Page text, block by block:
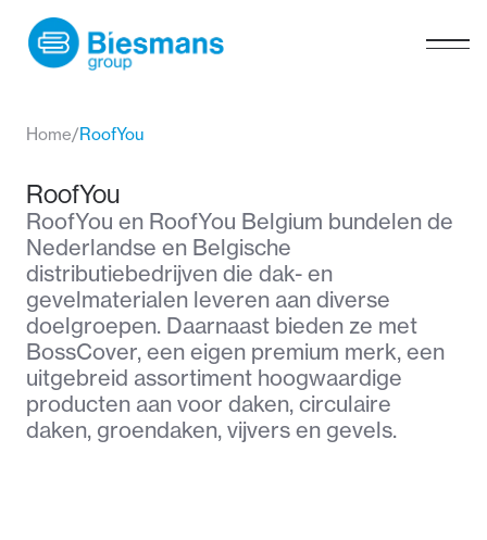
Home/RoofYou
RoofYou
RoofYou en RoofYou Belgium bundelen de
Nederlandse en Belgische
distributiebedrijven die dak- en
gevelmaterialen leveren aan diverse
doelgroepen. Daarnaast bieden ze met
BossCover, een eigen premium merk, een
uitgebreid assortiment hoogwaardige
producten aan voor daken, circulaire
daken, groendaken, vijvers en gevels.